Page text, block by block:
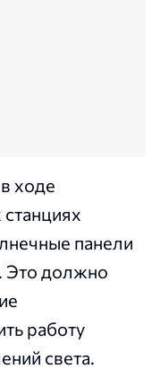
ходе
панели
Это должно
работу
света.